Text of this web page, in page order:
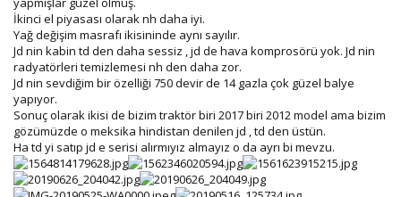
İkinci el piyasası olarak nh daha iyi.
Yağ değişim masrafı ikisininde aynı sayılır.
Jd nin kabin td den daha sessiz , jd de hava komprosörü yok. Jd nin
radyatörleri temizlemesi nh den daha zor.
Jd nin sevdiğim bir özelliği 750 devir de 14 gazla çok güzel balye
yapıyor.
Sonuç olarak ikisi de bizim traktör biri 2017 biri 2012 model ama bizim
gözümüzde o meksika hindistan denilen jd , td den üstün.
Ha td yi satıp jd e serisi alırmıyız almayız o da ayrı bi mevzu.